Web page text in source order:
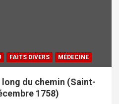
FAITS DIVERS MÉDECINE
long du chemin (Saint-
1758)